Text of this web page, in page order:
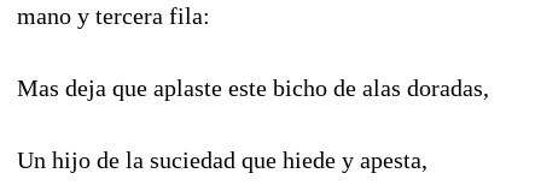
mano y tercera fila:
Mas deja que aplaste este bicho de alas doradas,
Un hijo de la suciedad que hiede y apesta,